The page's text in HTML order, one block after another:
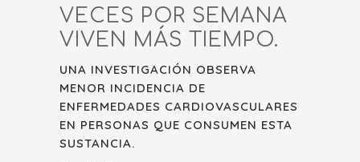
VECES POR SEMANA
VIVEN MÁS TIEMPO.
UNA INVESTIGACIÓN OBSERVA
MENOR INCIDENCIA DE
ENFERMEDADES CARDIOVASCULARES
EN PERSONAS QUE CONSUMEN ESTA
SUSTANCIA.